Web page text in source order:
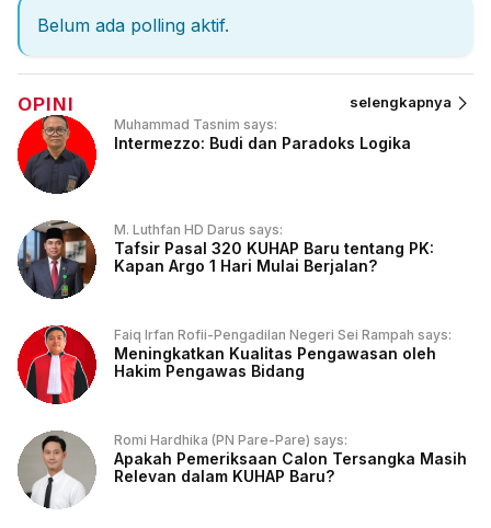
Belum ada polling aktif.
OPINI selengkapnya
Muhammad Tasnim says:
Intermezzo: Budi dan Paradoks Logika
M. Luthfan HD Darus says:
Tafsir Pasal 320 KUHAP Baru tentang PK:
Kapan Argo 1 Hari Mulai Berjalan?
Faiq Irfan Rofii-Pengadilan Negeri Sei Rampah says:
Meningkatkan Kualitas Pengawasan oleh
Hakim Pengawas Bidang
Romi Hardhika (PN Pare-Pare) says:
Apakah Pemeriksaan Calon Tersangka Masih
Relevan dalam KUHAP Baru?